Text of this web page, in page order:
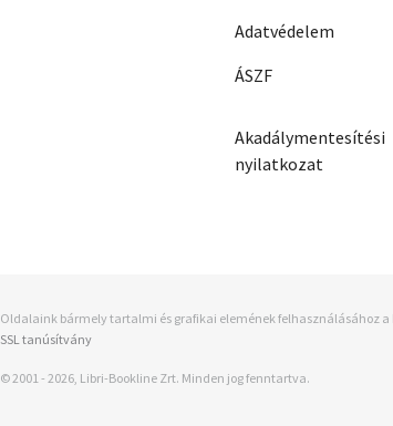
Adatvédelem
ÁSZF
Akadálymentesítési
nyilatkozat
Oldalaink bármely tartalmi és grafikai elemének felhasználásához a
SSL tanúsítvány
© 2001 - 2026, Libri-Bookline Zrt. Minden jog fenntartva.